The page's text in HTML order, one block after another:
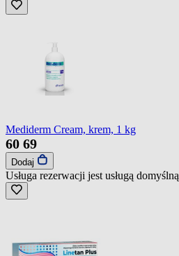
Mediderm Cream, krem, 1 kg
60 69
Dodaj
Usługa rezerwacji jest usługą domyślną